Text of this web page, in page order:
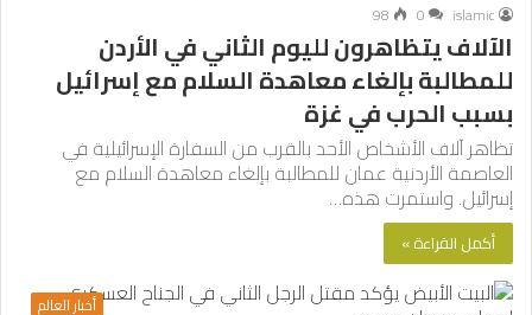
islamic
0
98
الآلاف يتظاهرون لليوم الثاني في الأردن
للمطالبة بإلغاء معاهدة السلام مع إسرائيل
بسبب الحرب في غزة
تظاهر آلاف الأشخاص الأحد بالقرب من السفارة الإسرائيلية في
العاصمة الأردنية عمان للمطالبة بإلغاء معاهدة السلام مع
إسرائيل. واستمرت هذه…
أكمل القراءة »
أخبار العالم